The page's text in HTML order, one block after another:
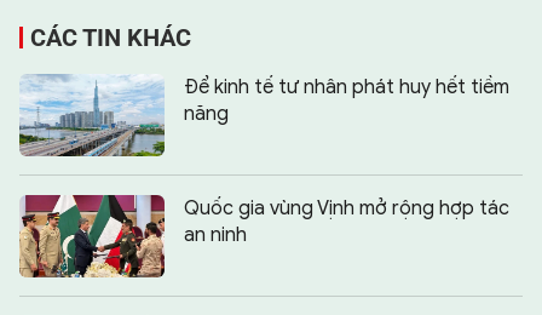
CÁC TIN KHÁC
Để kinh tế tư nhân phát huy hết tiềm
năng
Quốc gia vùng Vịnh mở rộng hợp tác
an ninh